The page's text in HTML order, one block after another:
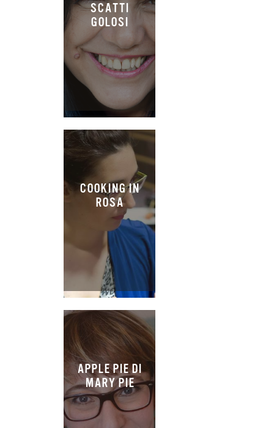
SCATTI
GOLOSI
COOKING IN
ROSA
APPLE PIE DI
MARY PIE